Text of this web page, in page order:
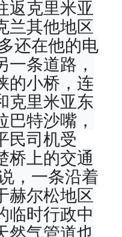
返克里米亚
兰其他地区
还在他的电
一条道路，
的小桥，连
克里米亚东
巴特沙嘴，
民司机受
桥上的交通
，一条沿着
赫尔松地区
临时行政中
然气管道也